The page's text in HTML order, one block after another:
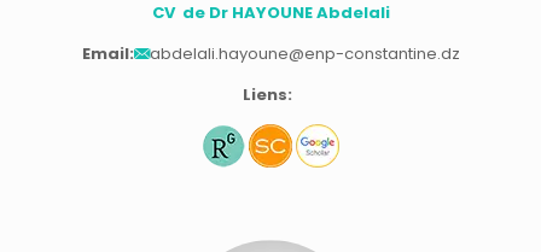
CV de Dr HAYOUNE Abdelali
Email:
abdelali.hayoune@enp-constantine.dz
Liens: